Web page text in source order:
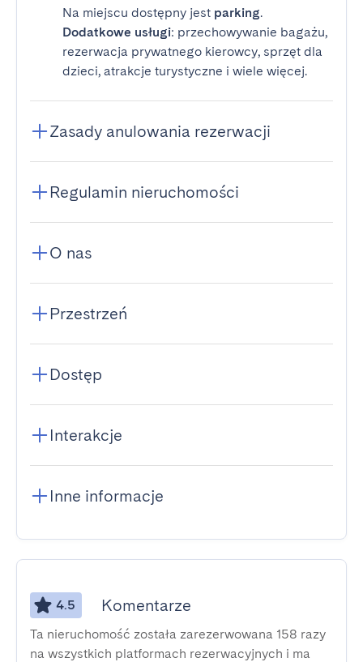
Na miejscu dostępny jest parking.
Dodatkowe usługi: przechowywanie bagażu,
rezerwacja prywatnego kierowcy, sprzęt dla
dzieci, atrakcje turystyczne i wiele więcej.
Zasady anulowania rezerwacji
Regulamin nieruchomości
O nas
Przestrzeń
Dostęp
Interakcje
Inne informacje
4.5 Komentarze
Ta nieruchomość została zarezerwowana 158 razy
na wszystkich platformach rezerwacyjnych i ma